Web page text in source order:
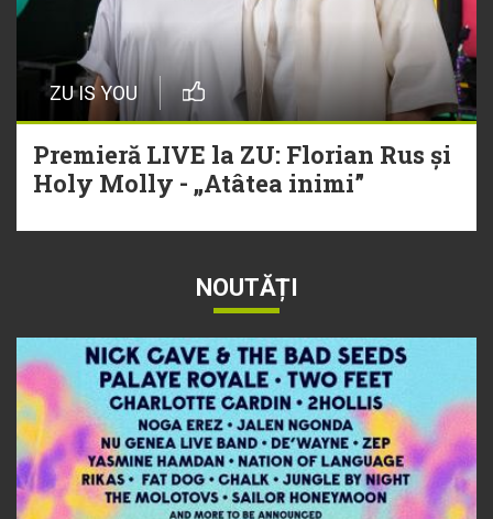
ZU IS YOU
Premieră LIVE la ZU: Florian Rus și
Holy Molly - „Atâtea inimi”
NOUTĂȚI